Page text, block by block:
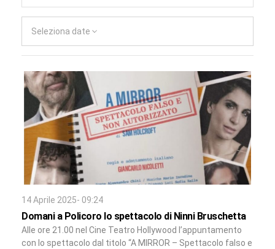
Seleziona date
14 Aprile 2025- 09:24
Domani a Policoro lo spettacolo di Ninni Bruschetta
Alle ore 21.00 nel Cine Teatro Hollywood l’appuntamento
con lo spettacolo dal titolo “A MIRROR – Spettacolo falso e